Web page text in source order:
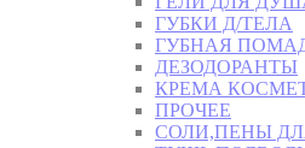
ГУБКИ Д/ТЕЛА
ГУБНАЯ
ДЕЗОДОРАНТЫ
КРЕМА
ПРОЧЕЕ
СОЛИ,ПЕНЫ